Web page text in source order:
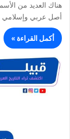
هناك العديد من
أصل عربي وإسلامي
أكمل القراءة »